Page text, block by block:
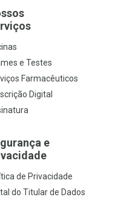
e Testes
Farmacêuticos
Digital
e
de Privacidade
do Titular de Dados